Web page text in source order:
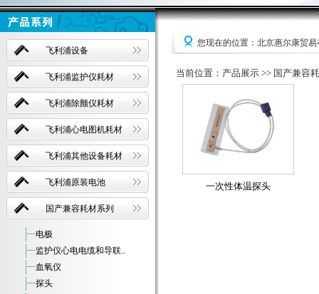
飞利浦设备
飞利浦监护仪耗材
飞利浦除颤仪耗材
飞利浦心电图机耗材
飞利浦其他设备耗材
飞利浦原装电池
国产兼容耗材系列
电极
监护仪心电电缆和导联..
血氧仪
探头
您现在的位置：北京惠尔康贸
当前位置：产品展示 >> 国产兼容
一次性体温探头